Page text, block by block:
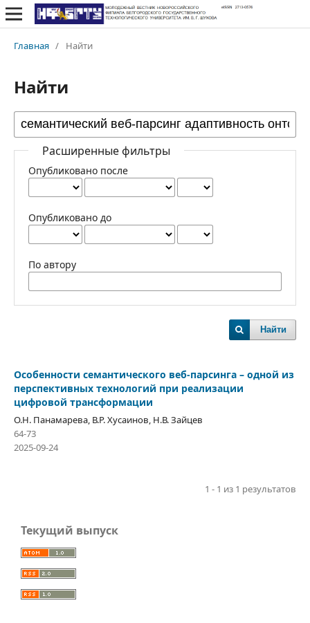
Главная / Найти
Найти
Расширенные фильтры
Опубликовано после
Опубликовано до
По автору
Найти
Особенности семантического веб-парсинга – одной из
перспективных технологий при реализации
цифровой трансформации
О.Н. Панамарева, В.Р. Хусаинов, Н.В. Зайцев
64-73
2025-09-24
1 - 1 из 1 результатов
Текущий выпуск